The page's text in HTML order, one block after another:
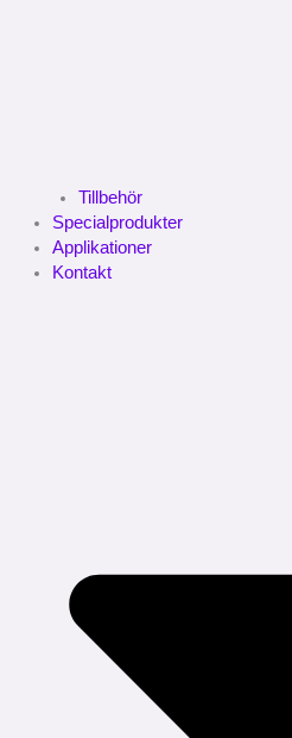
Tillbehör
Specialprodukter
Applikationer
Kontakt